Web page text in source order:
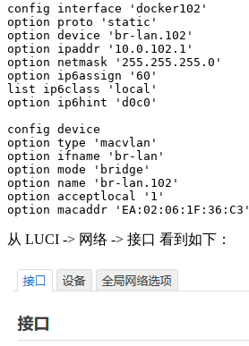
config interface 'docker102'
option proto 'static'
option device 'br-lan.102'
option ipaddr '10.0.102.1'
option netmask '255.255.255.0'
option ip6assign '60'
list ip6class 'local'
option ip6hint 'd0c0'
config device
option type 'macvlan'
option ifname 'br-lan'
option mode 'bridge'
option name 'br-lan.102'
option acceptlocal '1'
option macaddr 'EA:02:06:1F:36:C3'
从 LUCI -> 网络 -> 接口 看到如下：